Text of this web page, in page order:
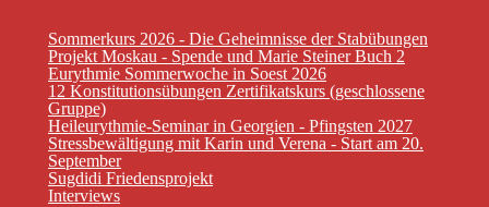
Sommerkurs 2026 - Die Geheimnisse der Stabübungen
Projekt Moskau - Spende und Marie Steiner Buch 2
Eurythmie Sommerwoche in Soest 2026
12 Konstitutionsübungen Zertifikatskurs (geschlossene
Gruppe)
Heileurythmie-Seminar in Georgien - Pfingsten 2027
Stressbewältigung mit Karin und Verena - Start am 20.
September
Sugdidi Friedensprojekt
Interviews